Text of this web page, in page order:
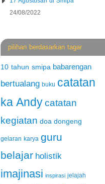
24/08/2022
pilihan berdasarkan tagar
10 tahun smipa babarengan
bertualang buku catatan
ka Andycatatan
kegiatan doa dongeng
gelaran karya guru
belajar holistik
imajinasi inspirasi jelajah